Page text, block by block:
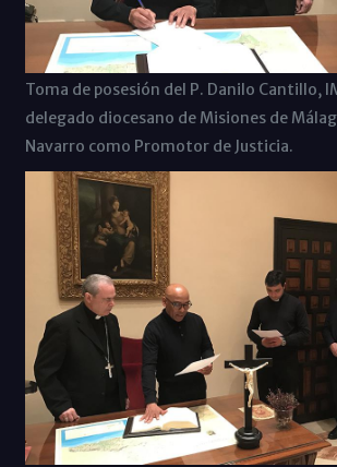
Toma de posesión del P. Danilo Cantillo,
delegado diocesano de Misiones de
Navarro como Promotor de Justicia.